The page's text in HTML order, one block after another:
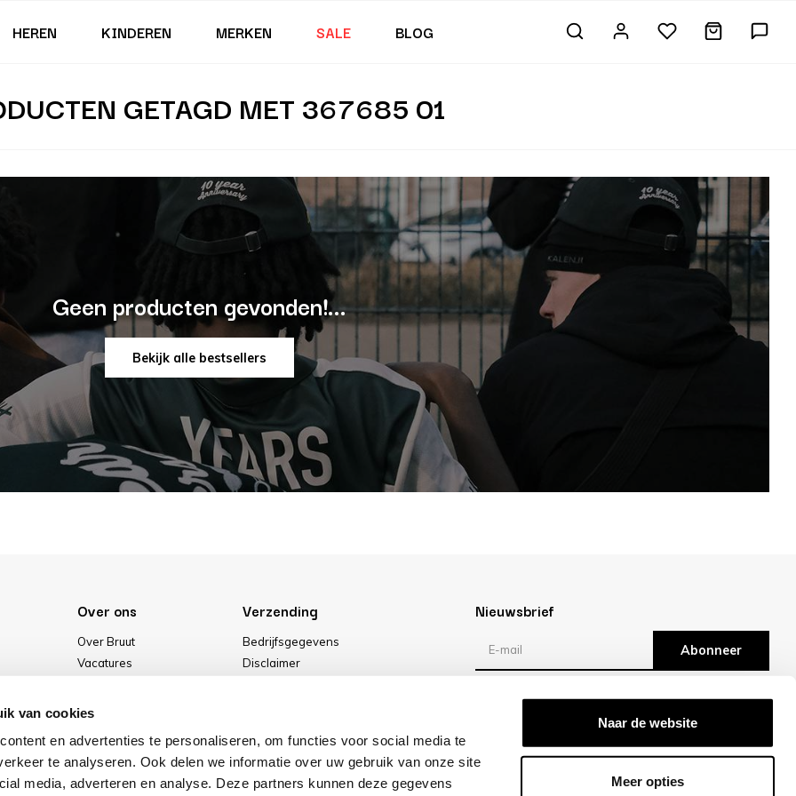
van cookies
en advertenties te personaliseren, om functies voor social media te
te analyseren. Ook delen we informatie over uw gebruik van onze site
media, adverteren en analyse. Deze partners kunnen deze gegevens
Naar de website
Meer opties
HEREN KINDEREN MERKEN SALE BLOG
GETAGD MET 367685 01
Geen producten gevonden!...
Bekijk alle bestsellers
Over ons
Over Bruut
Vacatures
Onze winkel
Verzending
Bedrijfsgegevens
Disclaimer
Nieuwsbrief
Abonneer
Reviews
/10 -klantbeoordelingen